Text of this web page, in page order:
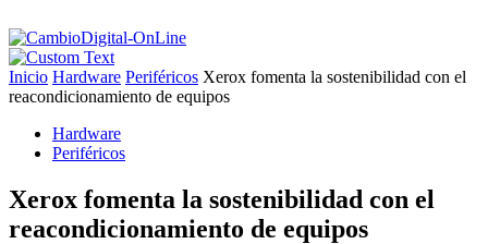
Inicio Hardware Periféricos Xerox fomenta la sostenibilidad con el
reacondicionamiento de equipos
Hardware
Periféricos
Xerox fomenta la sostenibilidad con el
reacondicionamiento de equipos